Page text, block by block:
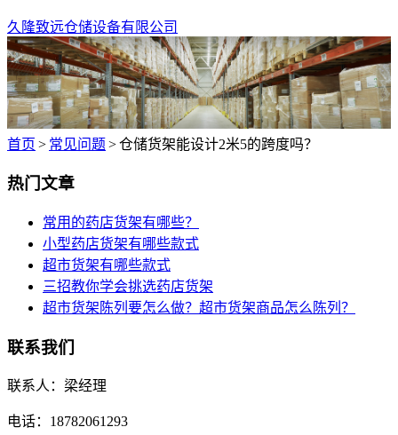
久隆致远仓储设备有限公司
首页 > 常见问题 >仓储货架能设计2米5的跨度吗？
热门文章
常用的药店货架有哪些？
小型药店货架有哪些款式
超市货架有哪些款式
三招教你学会挑选药店货架
超市货架陈列要怎么做？超市货架商品怎么陈列？
联系我们
联系人：梁经理
电话：18782061293